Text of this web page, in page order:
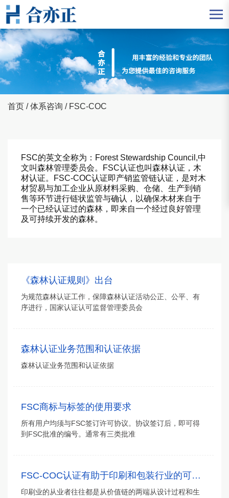
首页 /体系咨询 / FSC-COC
FSC的英文全称为：Forest Stewardship Council,中
文叫森林管理委员会。FSC认证也叫森林认证，木
材认证。FSC-COC认证即产销监管链认证，是对木
材贸易与加工企业从原材料采购、仓储、生产到销
售等环节进行链状监管与确认，以确保木材来自于
一个已经认证过的森林，即来自一个经过良好管理
及可持续开发的森林。
《森林认证规则》出台
为规范森林认证工作，保障森林认证活动公正、公平、有
序进行，国家认证认可监督管理委员会
森林认证业务范围和认证依据
森林认证业务范围和认证依据
FSC商标与标签的使用要求
所有用户均须与FSC签订许可协议。协议签订后，即可得
到FSC批准的编号。通常有三类批准
FSC-COC认证有助于印刷和包装行业的可持续发展
印刷业的从业者往往都是从价值链的两端从设计过程和生